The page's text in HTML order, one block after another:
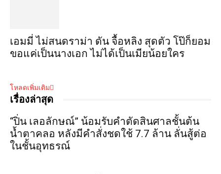
เอมมี่ ไม่สนดราม่า ดัน จื้อหลิง สุดตัว โป๊ก็ยอม
ขอแค่เป็นนางเอก ไม่ได้เป็นเมียน้อยใคร
โหลดเพิ่มเติม
เรื่องล่าสุด
“ปิ่น เลอลักษณ์” น้อมรับคำตัดสินศาลชั้นต้น
น้ำตาคลอ หลังมีคำสั่งชดใช้ 7.7 ล้าน ลั่นสู้ต่อ
ในชั้นอุทธรณ์